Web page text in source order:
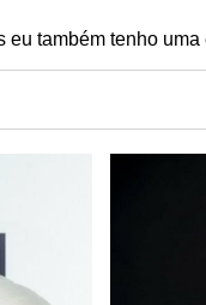
eu também tenho